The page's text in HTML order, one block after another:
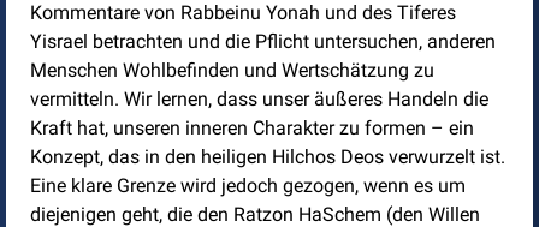
Kommentare von Rabbeinu Yonah und des Tiferes
Yisrael betrachten und die Pflicht untersuchen, anderen
Menschen Wohlbefinden und Wertschätzung zu
vermitteln. Wir lernen, dass unser äußeres Handeln die
Kraft hat, unseren inneren Charakter zu formen – ein
Konzept, das in den heiligen Hilchos Deos verwurzelt ist.
Eine klare Grenze wird jedoch gezogen, wenn es um
diejenigen geht, die den Ratzon HaSchem (den Willen